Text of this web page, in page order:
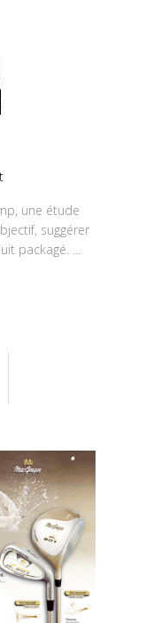
une étude
suggérer
packagé. ...